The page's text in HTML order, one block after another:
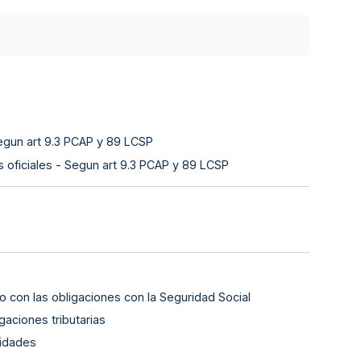
art 9.3 PCAP y 89 LCSP
- Segun art 9.3 PCAP y 89 LCSP
con las obligaciones con la Seguridad Social
tributarias